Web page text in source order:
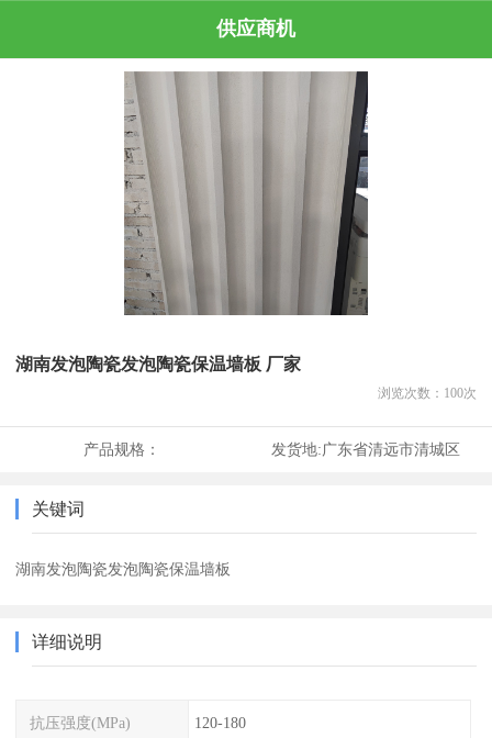
供应商机
湖南发泡陶瓷发泡陶瓷保温墙板 厂家
浏览次数： 100次
产品规格： 发货地:广东省清远市清城区
关键词
湖南发泡陶瓷发泡陶瓷保温墙板
详细说明
抗压强度(MPa) 120-180